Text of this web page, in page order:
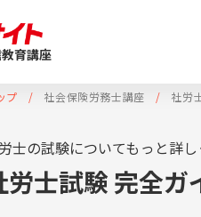
育講座
プ 社会保険労務士講座 社労
士の試験についてもっと詳し
労士試験 完全ガ